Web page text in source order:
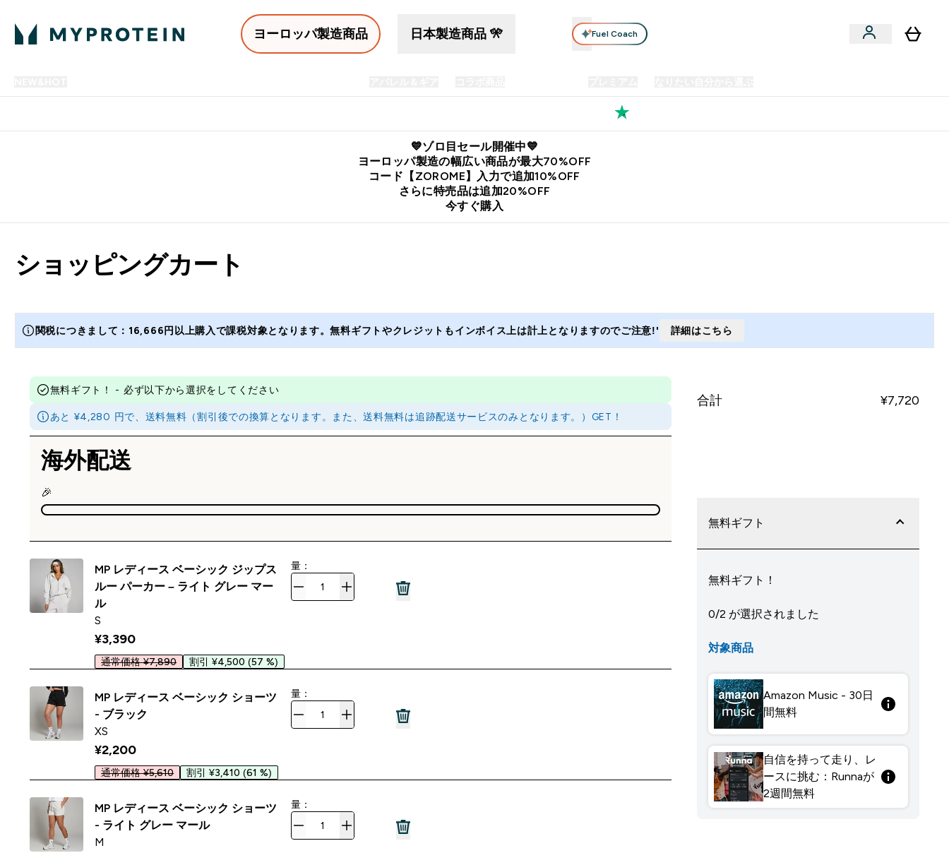
ヨーロッパ製造商品 日本製造商品 🎌 Fuel Coach
💙ゾロ目セール開催中💙
ヨーロッパ製造の幅広い商品が最大70%OFF
コード【ZOROME】入力で追加10%OFF
さらに特売品は追加20%OFF
今すぐ購入
ショッピングカート
関税につきまして：16,666円以上購入で課税対象となります。無料ギフトやクレジットもインボイス上は計上となりますのでご注意!' 詳細はこちら
無料ギフト！ - 必ず以下から選択をしてください
あと ¥4,280 円で、送料無料（割引後での換算となります。また、送料無料は追跡配送サービスのみとなります。）GET！
海外配送
🎉
MP レディース ベーシック ジップス
ルー パーカー – ライト グレー マー
ル
S
¥3,390‎
通常価格 ¥7,890 割引 ¥4,500 (57 %)
量：
MP レディース ベーシック ショーツ
- ブラック
XS
¥2,200‎
通常価格 ¥5,610 割引 ¥3,410 (61 %)
量：
MP レディース ベーシック ショーツ
- ライト グレー マール
M
量：
合計 ¥7,720‎
無料ギフト
無料ギフト！
0/2 が選択されました
対象商品
Amazon Music - 30日
間無料
自信を持って走り、レ
ースに挑む：Runnaが
2週間無料